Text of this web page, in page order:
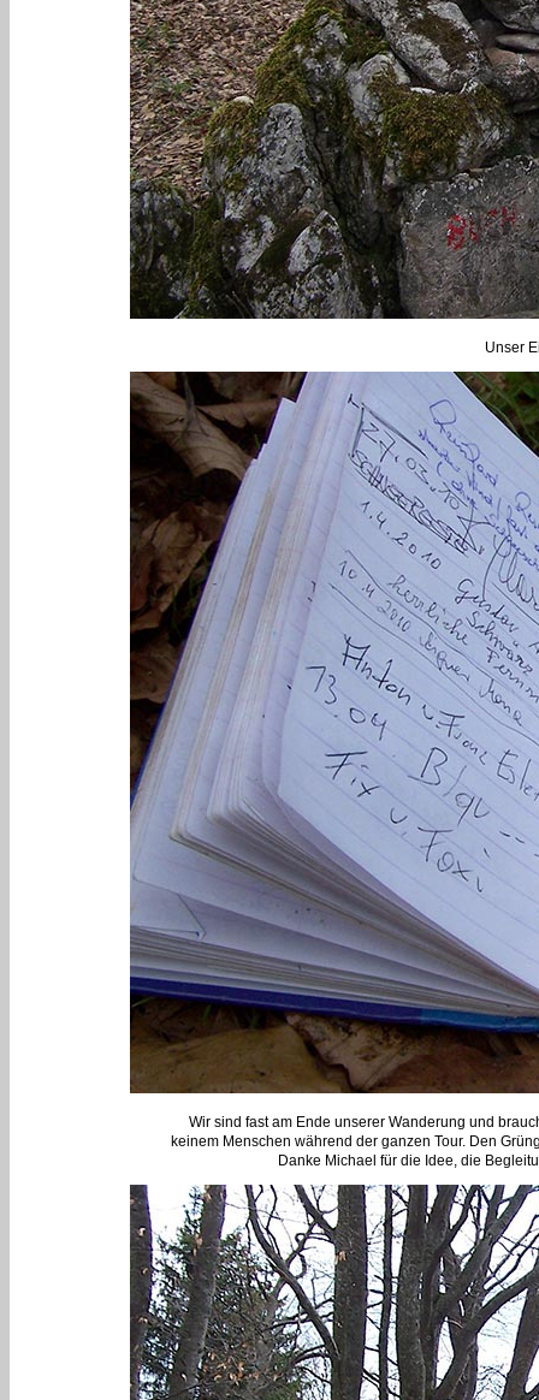
Unser
Wir sind fast am Ende unserer Wanderung und
keinem Menschen während der ganzen Tour. Den
Danke Michael für die Idee, die